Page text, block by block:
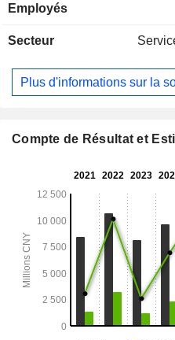
éolienne, la production
activités de la société. La
Employés
Secteur
Plus d'informations sur la
Compte de Résultat et